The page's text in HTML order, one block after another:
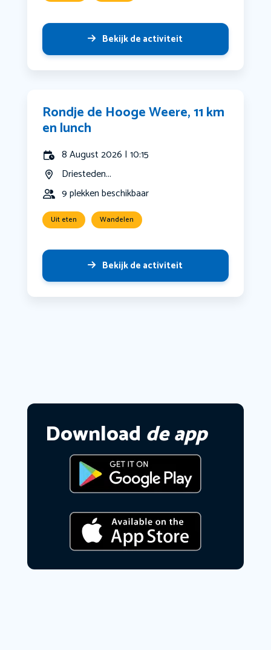
Bekijk de activiteit
Rondje de Hooge Weere, 11 km
en lunch
8 August 2026 | 10:15
Driesteden...
9 plekken beschikbaar
Uit eten Wandelen
Bekijk de activiteit
Download de app